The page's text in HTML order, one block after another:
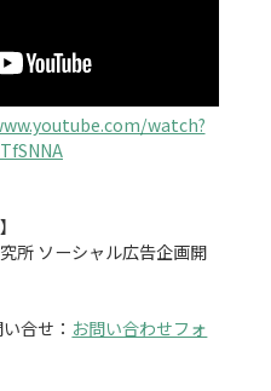
watch?
所 ソーシャル広告企画開
合せ： お問い合わせフォ